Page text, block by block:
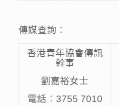
傳媒查詢︰
香港青年協會傳訊
幹事
劉嘉裕女士
電話︰3755 7010